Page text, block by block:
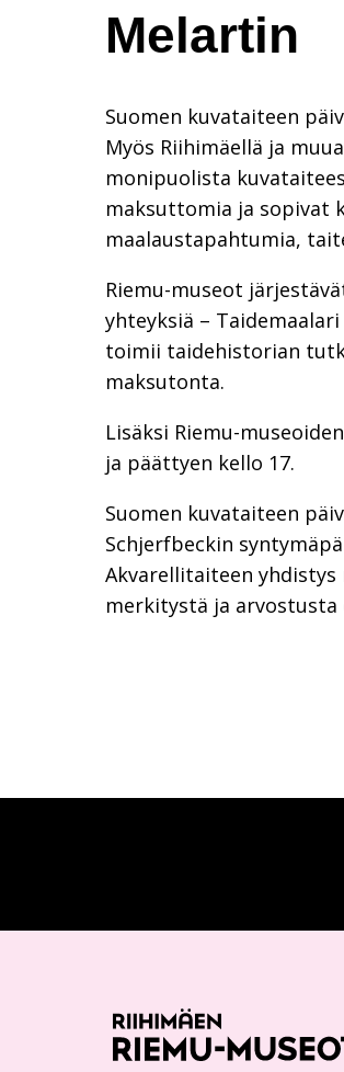
Melartin
Suomen kuvataiteen
Myös Riihimäellä ja
monipuolista
maksuttomia ja sopivat
maalaustapahtumia,
Riemu-museot
yhteyksiä –
toimii taidehistorian
maksutonta.
Lisäksi Riemu-
ja päättyen kello 17.
Suomen kuvataiteen
Schjerfbeckin
Akvarellitaiteen
merkitystä ja arvostusta